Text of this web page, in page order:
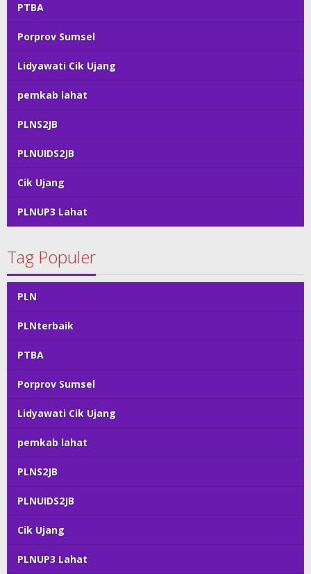
PTBA
Porprov Sumsel
Lidyawati Cik Ujang
pemkab lahat
PLNS2JB
PLNUIDS2JB
Cik Ujang
PLNUP3 Lahat
Tag Populer
PLN
PLNterbaik
PTBA
Porprov Sumsel
Lidyawati Cik Ujang
pemkab lahat
PLNS2JB
PLNUIDS2JB
Cik Ujang
PLNUP3 Lahat